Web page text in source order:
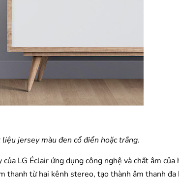
jersey màu đen cổ điển hoặc trắng.
LG Éclair ứng dụng công nghệ và chất âm của
thanh từ hai kênh stereo, tạo thành âm thanh đa